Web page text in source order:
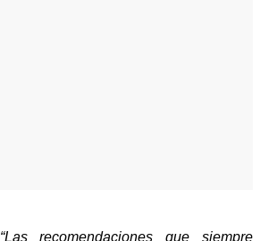
“Las recomendaciones que siempre